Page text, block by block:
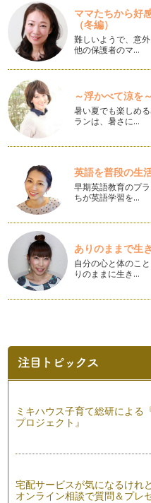
書類の整理
前回の記事「幼稚園・学校関
けましたか？ 整理の基本の…
私はお客様のご自宅を整える
ます。 お客様に、どんなと…
着ていない服を活かすには
朝晩とぐっと冷え込んでき
利き脳別片づけ法～ライフ
前回の記事でご自身の利き
回は、４タイプそれぞれの特…
自分の「利き脳」を知ろう
前回の記事「利き脳で変わ
うか？ 右脳左脳それぞれの…
利き脳で変わるお片づけ
「整理」本来の意味と目的
暑さが増す夏は、お片付けが
前回の記事「5分でできる整
か？ 前回お伝えした例は、…
5分でできる整理収納
計画を立てて、お片付けを
す。 時間の確保をして、お…
ママたちから好
（冬編）
難しいようで、意
他の保護者のマ…
～浮かべて涼を～
暑い夏でも楽しめ
ランは、暑さに…
英語を普段の生
早期英語教育のプ
ちが英語学習を…
ありのままで生
自分の心と体のこ
りのままに生き…
ミキハウス子育て総研による
プロジェクト』
宅配サービスが気になるけれ
オンライン相談で質問＆プレ